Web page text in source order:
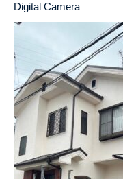
Digital Camera